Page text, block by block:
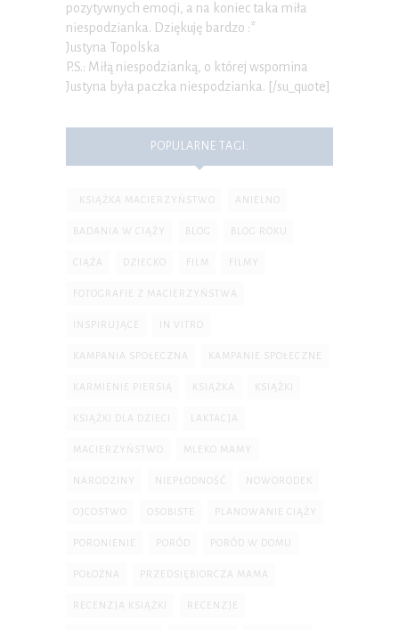
pozytywnych emocji, a na koniec taka miła
niespodzianka. Dziękuję bardzo :*
Justyna Topolska
P.S.: Miłą niespodzianką, o której wspomina
Justyna była paczka niespodzianka. [/su_quote]
POPULARNE TAGI:
. KSIĄŻKA MACIERZYŃSTWO ANIELNO
BADANIA W CIĄŻY BLOG BLOG ROKU
CIĄŻA DZIECKO FILM FILMY
FOTOGRAFIE Z MACIERZYŃSTWA
INSPIRUJĄCE IN VITRO
KAMPANIA SPOŁECZNA KAMPANIE SPOŁECZNE
KARMIENIE PIERSIĄ KSIĄŻKA KSIĄŻKI
KSIĄŻKI DLA DZIECI LAKTACJA
MACIERZYŃSTWO MLEKO MAMY
NARODZINY NIEPŁODNOŚĆ NOWORODEK
OJCOSTWO OSOBISTE PLANOWANIE CIĄŻY
PORONIENIE PORÓD PORÓD W DOMU
POŁOŻNA PRZEDSIĘBIORCZA MAMA
RECENZJA KSIĄŻKI RECENZJE